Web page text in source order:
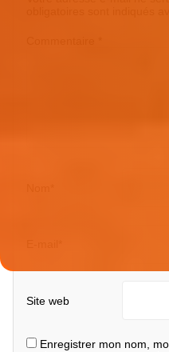
Site web
Enregistrer mon nom,